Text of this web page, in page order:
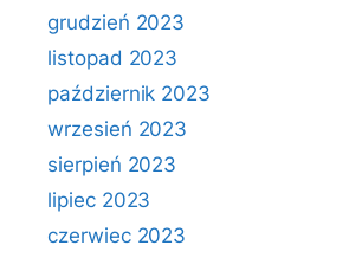
grudzień 2023
listopad 2023
październik 2023
wrzesień 2023
sierpień 2023
lipiec 2023
czerwiec 2023